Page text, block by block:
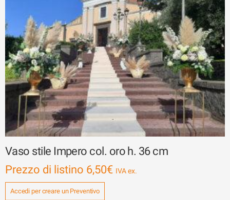
Vaso stile Impero col. oro h. 36 cm
Prezzo di listino 6,50€
Accedi per creare un Preventivo